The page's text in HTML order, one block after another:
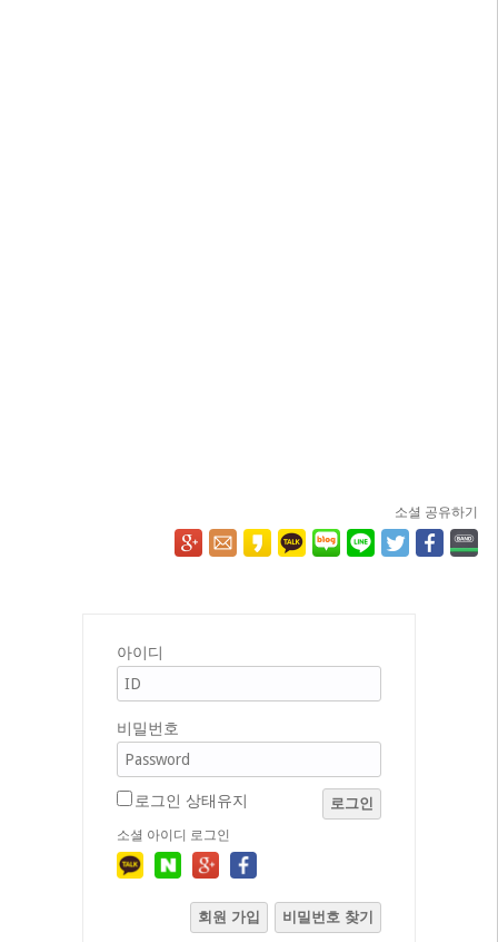
소셜 공유하기
아이디
비밀번호
로그인 상태유지 로그인
소셜 아이디 로그인
회원 가입 비밀번호 찾기